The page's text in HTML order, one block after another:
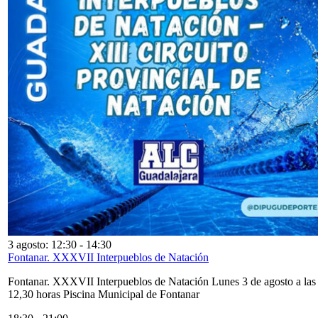
3 agosto: 12:30 - 14:30
Fontanar. XXXVII Interpueblos de Natación
Fontanar. XXXVII Interpueblos de Natación Lunes 3 de agosto a las
12,30 horas Piscina Municipal de Fontanar